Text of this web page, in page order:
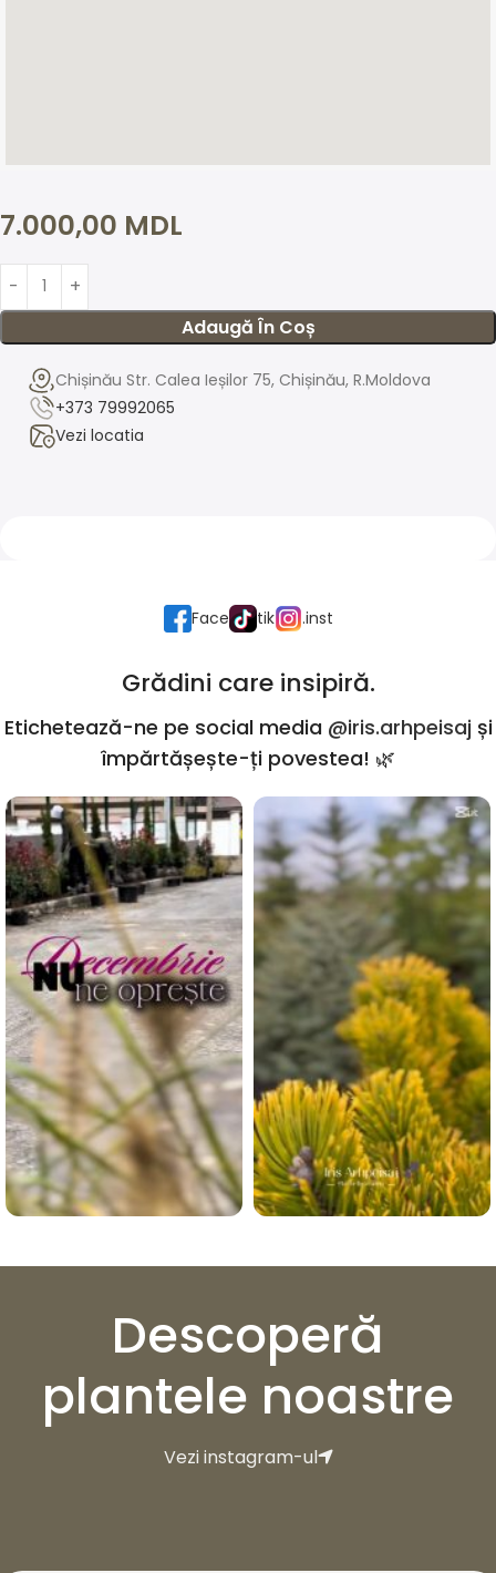
7.000,00 MDL
Adaugă În Coș
Chișinău Str. Calea Ieșilor 75, Chișinău, R.Moldova
+373 79992065
Vezi locatia
Face tik .inst
Grădini care insipiră.
Etichetează-ne pe social media @iris.arhpeisaj și
împărtășește-ți povestea! 🌿
Descoperă
plantele noastre
Vezi instagram-ul